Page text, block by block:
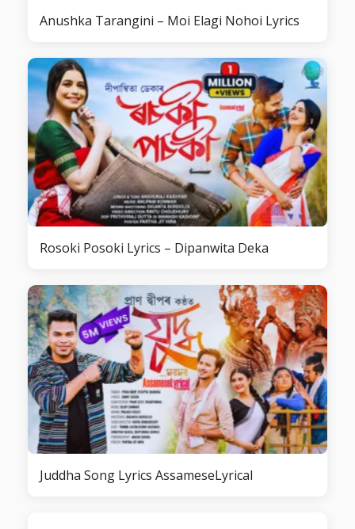
Anushka Tarangini – Moi Elagi Nohoi Lyrics
Rosoki Posoki Lyrics – Dipanwita Deka
Juddha Song Lyrics AssameseLyrical